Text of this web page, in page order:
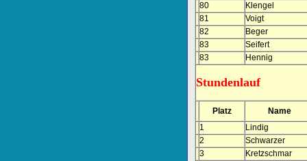
80
Klengel
81
Voigt
82
Beger
83
Seifert
83
Hennig
Stundenlauf
Platz
Name
1
Lindig
2
Schwarzer
3
Kretzschmar